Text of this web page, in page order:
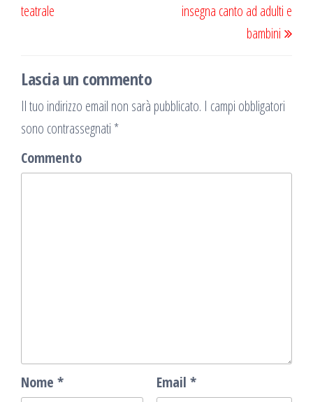
teatrale
insegna canto ad adulti e
bambini
Lascia un commento
Il tuo indirizzo email non sarà pubblicato. I campi obbligatori
sono contrassegnati *
Commento
Nome * Email *